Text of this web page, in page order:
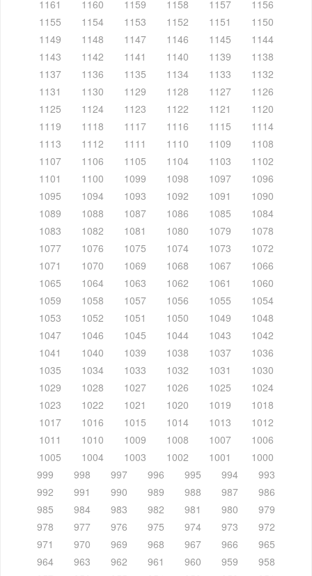
1161
1160 1159 1158 1157
1156
1155
1154 1153 1152 1151
1150
1149
1148 1147 1146 1145
1144
1143
1142 1141 1140 1139
1138
1137
1136 1135 1134 1133
1132
1131
1130 1129 1128 1127
1126
1125
1124 1123 1122 1121
1120
1119
1118 1117 1116 1115
1114
1113
1112 1111 1110 1109
1108
1107
1106 1105 1104 1103
1102
1101
1100 1099 1098 1097
1096
1095
1094 1093 1092 1091
1090
1089
1088 1087 1086 1085
1084
1083
1082 1081 1080 1079
1078
1077
1076 1075 1074 1073
1072
1071
1070 1069 1068 1067
1066
1065
1064 1063 1062 1061
1060
1059
1058 1057 1056 1055
1054
1053
1052 1051 1050 1049
1048
1047
1046 1045 1044 1043
1042
1041
1040 1039 1038 1037
1036
1035
1034 1033 1032 1031
1030
1029
1028 1027 1026 1025
1024
1023
1022 1021 1020 1019
1018
1017
1016 1015 1014 1013
1012
1011
1010 1009 1008 1007
1006
1005
1004 1003 1002 1001
1000
999
998 997 996 995 994
993
992
991 990 989 988 987
986
985
984 983 982 981 980
979
978
977 976 975 974 973
972
971
970 969 968 967 966
965
964
963 962 961 960 959
958